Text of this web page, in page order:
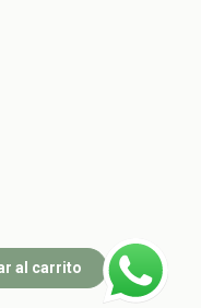
al carrito